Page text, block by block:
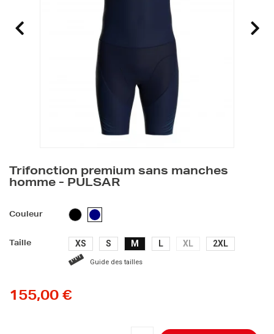
Trifonction premium sans manches
homme - PULSAR
Couleur NOIRBLEU
MARINE
Taille XS S M L XL 2XL
Guide des tailles
155,00 €